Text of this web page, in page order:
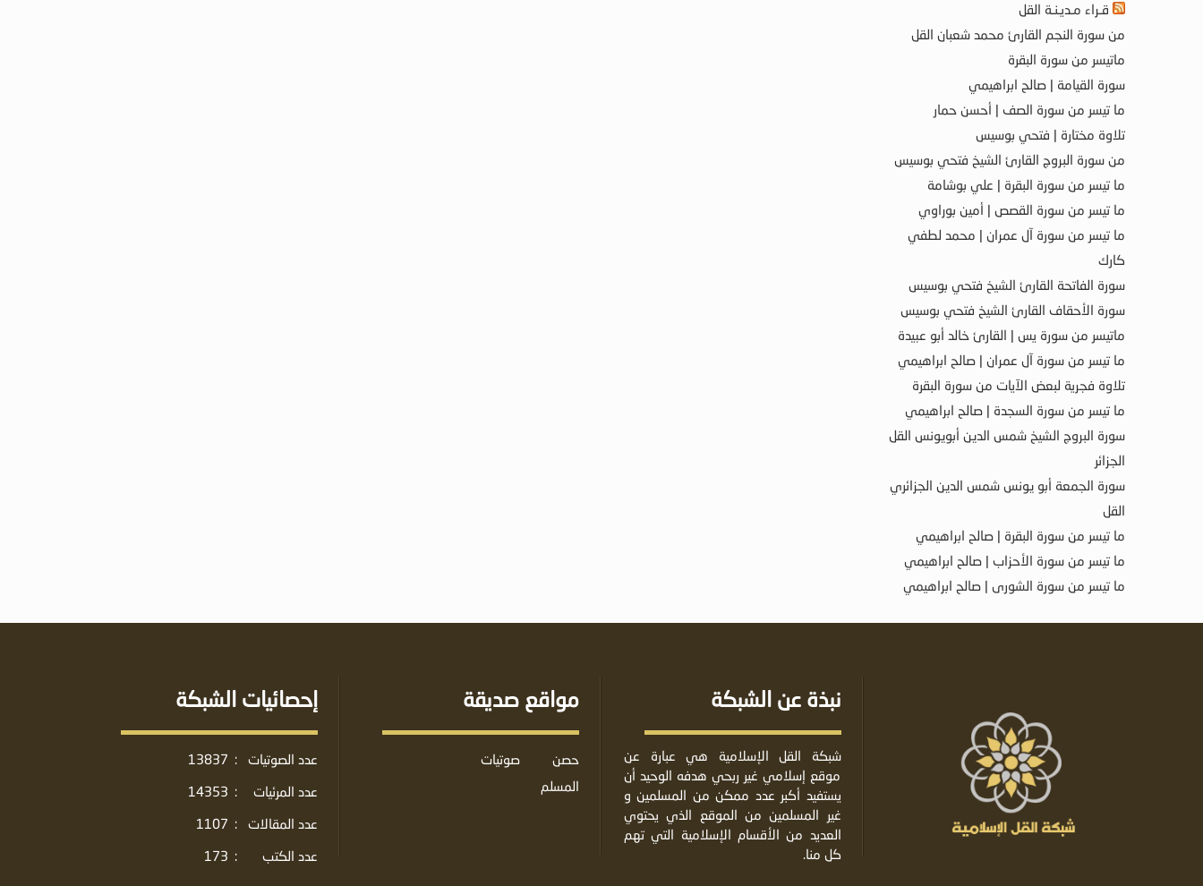
قـراء مـديـنـة القل
من سورة النجم القارئ محمد شعبان القل
ماتيسر من سورة البقرة
سورة القيامة | صالح ابراهيمي
ما تيسر من سورة الصف | أحسن حمار
تلاوة مختارة | فتحي بوسيس
من سورة البروج القارئ الشيخ فتحي بوسيس
ما تيسر من سورة البقرة | علي بوشامة
ما تيسر من سورة القصص | أمين بوراوي
ما تيسر من سورة آل عمران | محمد لطفي
كارك
سورة الفاتحة القارئ الشيخ فتحي بوسيس
سورة الأحقاف القارئ الشيخ فتحي بوسيس
ماتيسر من سورة يس | القارئ خالد أبو عبيدة
ما تيسر من سورة آل عمران | صالح ابراهيمي
تلاوة فجرية لبعض الآيات من سورة البقرة
ما تيسر من سورة السجدة | صالح ابراهيمي
سورة البروج الشيخ شمس الدين أبويونس القل
الجزائر
سورة الجمعة أبو يونس شمس الدين الجزائري
القل
ما تيسر من سورة البقرة | صالح ابراهيمي
ما تيسر من سورة الأحزاب | صالح ابراهيمي
ما تيسر من سورة الشورى | صالح ابراهيمي
نبذة عن الشبكة
شبكة القل الإسلامية هي عبارة عن
موقع إسلامي غير ربحي هدفه الوحيد أن
يستفيد أكبر عدد ممكن من المسلمين و
غير المسلمين من الموقع الذي يحتوي
العديد من الأقسام الإسلامية التي تهم
كل منا.
مواقع صديقة
حصن
المسلم
صوتيات
إحصائيات الشبكة
عدد الصوتيات :
13837
عدد المرئيات
:
14353
عدد المقالات
:
1107
عدد الكتب
:
173